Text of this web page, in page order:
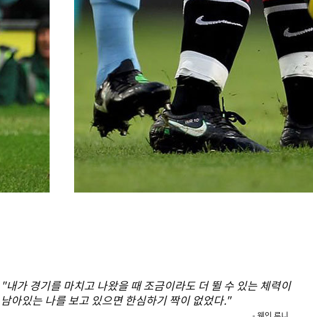
" 내가 경기를 마치고 나왔을 때 조금이라도 더 뛸 수 있는 체력이
남아있는 나를 보고 있으면 한심하기 짝이 없었다."